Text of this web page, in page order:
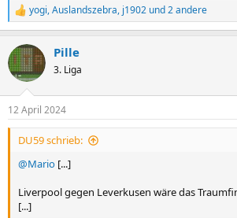
R
e
k
t
i
e
n
yogi,Auslandszebra, j1902 und 2 andere
Pille
3. Liga
12 April 2024
DU59 schrieb:
@Mario [...]
Liverpool gegen Leverkusen wäre das
[...]